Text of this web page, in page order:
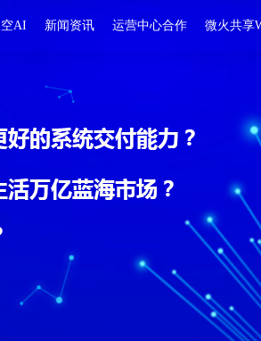
AI 新闻资讯 运营中心合作 微火共享